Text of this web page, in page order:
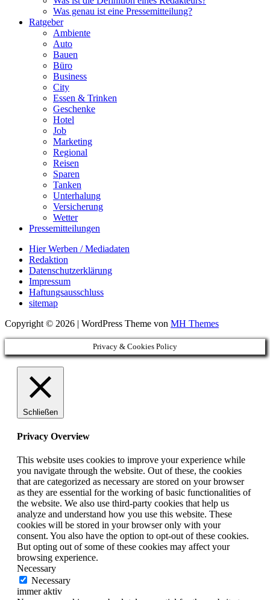
Was genau ist eine Pressemitteilung?
Ratgeber
Ambiente
Auto
Bauen
Büro
Business
City
Essen & Trinken
Geschenke
Hotel
Job
Marketing
Regional
Reisen
Sparen
Tanken
Unterhalung
Versicherung
Wetter
Pressemitteilungen
Hier Werben / Mediadaten
Redaktion
Datenschutzerklärung
Impressum
Haftungsausschluss
sitemap
Copyright © 2026 | WordPress Theme von MH Themes
Privacy & Cookies Policy
Schließen
Privacy Overview
This website uses cookies to improve your experience while
you navigate through the website. Out of these, the cookies
that are categorized as necessary are stored on your browser
as they are essential for the working of basic functionalities of
the website. We also use third-party cookies that help us
analyze and understand how you use this website. These
cookies will be stored in your browser only with your
consent. You also have the option to opt-out of these cookies.
But opting out of some of these cookies may affect your
browsing experience.
Necessary
Necessary
immer aktiv